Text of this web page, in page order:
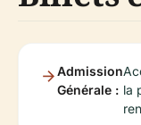
Admission
Générale : la